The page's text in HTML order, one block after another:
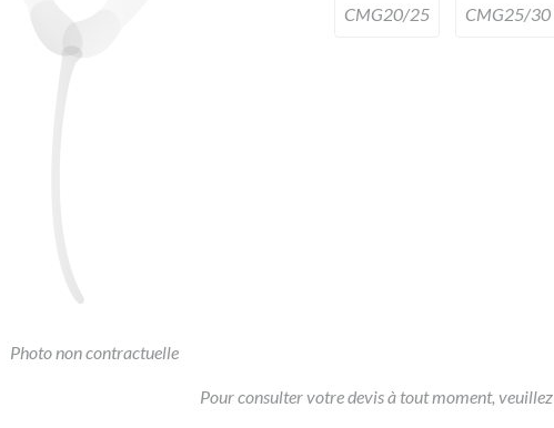
Photo non contractuelle
CMG20/25 CMG25/30
Pour consulter votre devis à tout moment,